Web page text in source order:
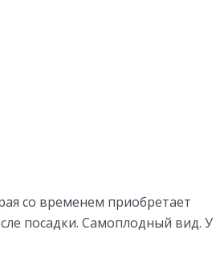
со временем приобретает
посадки. Самоплодный вид. У